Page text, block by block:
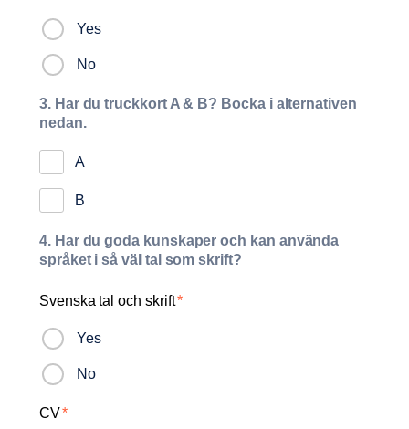
Yes
No
3. Har du truckkort A & B? Bocka i alternativen
nedan.
A
B
4. Har du goda kunskaper och kan använda
språket i så väl tal som skrift?
Svenska tal och skrift*
Yes
No
CV*